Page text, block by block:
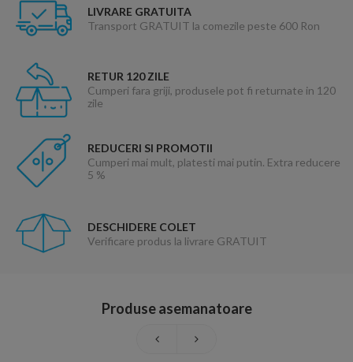
LIVRARE GRATUITA
Transport GRATUIT la comezile peste 600 Ron
RETUR 120 ZILE
Cumperi fara griji, produsele pot fi returnate in 120
zile
REDUCERI SI PROMOTII
Cumperi mai mult, platesti mai putin. Extra reducere
5 %
DESCHIDERE COLET
Verificare produs la livrare GRATUIT
Produse asemanatoare